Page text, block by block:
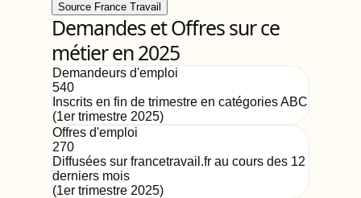
Source France Travail
Demandes et Offres sur ce
métier en 2025
Demandeurs d'emploi
540
Inscrits en fin de trimestre en catégories ABC
(1er trimestre 2025)
Offres d'emploi
270
Diffusées sur francetravail.fr au cours des 12
derniers mois
(1er trimestre 2025)